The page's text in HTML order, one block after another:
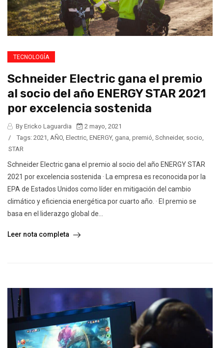
TECNOLOGÍA
Schneider Electric gana el premio
al socio del año ENERGY STAR 2021
por excelencia sostenida
By Ericko Laguardia
2 mayo, 2021
/
Tags: 2021, AÑO, Electric, ENERGY, gana, premió, Schneider, socio,
STAR
Schneider Electric gana el premio al socio del año ENERGY STAR
2021 por excelencia sostenida · La empresa es reconocida por la
EPA de Estados Unidos como líder en mitigación del cambio
climático y eficiencia energética por cuarto año. · El premio se
basa en el liderazgo global de...
Leer nota completa